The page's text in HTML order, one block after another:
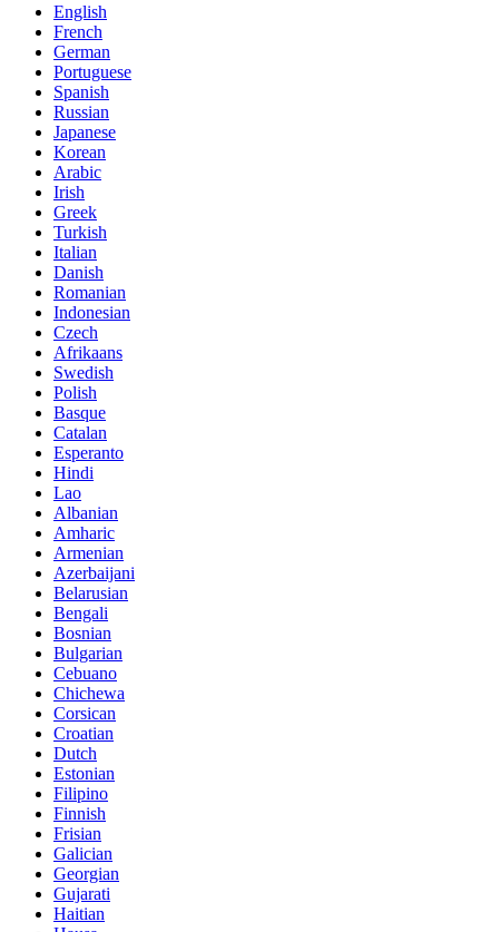
English
French
German
Portuguese
Spanish
Russian
Japanese
Korean
Arabic
Irish
Greek
Turkish
Italian
Danish
Romanian
Indonesian
Czech
Afrikaans
Swedish
Polish
Basque
Catalan
Esperanto
Hindi
Lao
Albanian
Amharic
Armenian
Azerbaijani
Belarusian
Bengali
Bosnian
Bulgarian
Cebuano
Chichewa
Corsican
Croatian
Dutch
Estonian
Filipino
Finnish
Frisian
Galician
Georgian
Gujarati
Haitian